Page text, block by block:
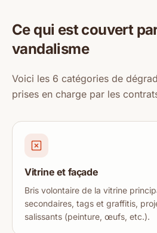
Ce qui est couvert
vandalisme
Voici les 6 catégories de
prises en charge par les
Vitrine et façade
Bris volontaire de la vitrine
secondaires, tags et graffitis,
salissants (peinture, œufs, etc.).